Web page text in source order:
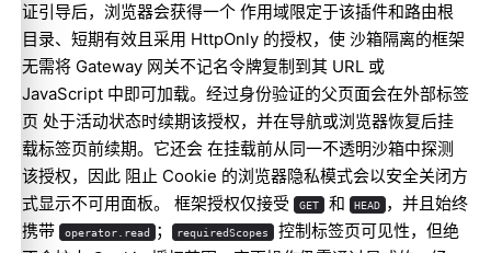
证引导后，浏览器会获得一个 作用域限定于该插件和路由根
目录、短期有效且采用 HttpOnly 的授权，使 沙箱隔离的框架
无需将 Gateway 网关不记名令牌复制到其 URL 或
JavaScript 中即可加载。经过身份验证的父页面会在外部标签
页 处于活动状态时续期该授权，并在导航或浏览器恢复后挂
载标签页前续期。它还会 在挂载前从同一不透明沙箱中探测
该授权，因此 阻止 Cookie 的浏览器隐私模式会以安全关闭方
式显示不可用面板。 框架授权仅接受
GET 和 HEAD ，并且始终
携带
operator.read ； requiredScopes
控制标签页可见性，但绝